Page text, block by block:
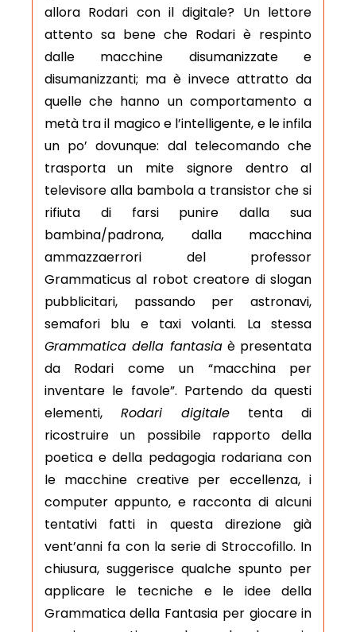
allora Rodari con il digitale? Un lettore
attento sa bene che Rodari è respinto
dalle macchine disumanizzate e
disumanizzanti; ma è invece attratto da
quelle che hanno un comportamento a
metà tra il magico e l’intelligente, e le infila
un po’ dovunque: dal telecomando che
trasporta un mite signore dentro al
televisore alla bambola a transistor che si
rifiuta di farsi punire dalla sua
bambina/padrona, dalla macchina
ammazzaerrori del professor
Grammaticus al robot creatore di slogan
pubblicitari, passando per astronavi,
semafori blu e taxi volanti. La stessa
Grammatica della fantasiaè presentata
da Rodari come un “macchina per
inventare le favole”. Partendo da questi
elementi, Rodari digitale tenta di
ricostruire un possibile rapporto della
poetica e della pedagogia rodariana con
le macchine creative per eccellenza, i
computer appunto, e racconta di alcuni
tentativi fatti in questa direzione già
vent’anni fa con la serie di Stroccofillo. In
chiusura, suggerisce qualche spunto per
applicare le tecniche e le idee della
Grammatica della Fantasia per giocare in